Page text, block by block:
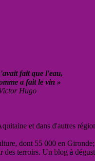
fait que l'eau,
a fait le vin »
Hugo
et dans d'autres
dont 55 000 en
terroirs. Un blog à